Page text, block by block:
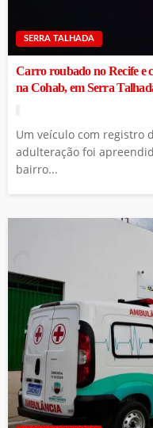
SERRA TALHADA
Carro roubado no Recife e
na Cohab, em Serra
Um veículo com registro
adulteração foi
bairro...